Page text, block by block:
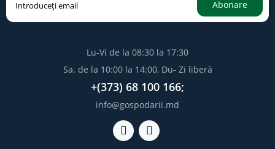
Abonare
Lu-Vi de la 08:30 la 17:30
Sa. de la 10:00 la 14:00, Du- Zi liberă
+(373) 68 100 166;
info@gospodarii.md